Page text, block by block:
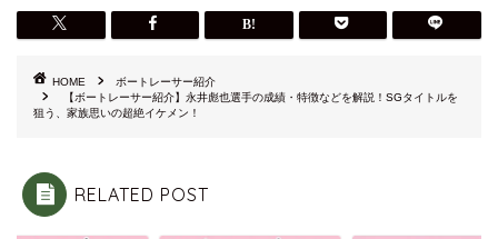
HOME
ボートレーサー紹介
【ボートレーサー紹介】永井彪也選手の成績・特徴などを解説！SGタイトルを
狙う、家族思いの超絶イケメン！
RELATED POST